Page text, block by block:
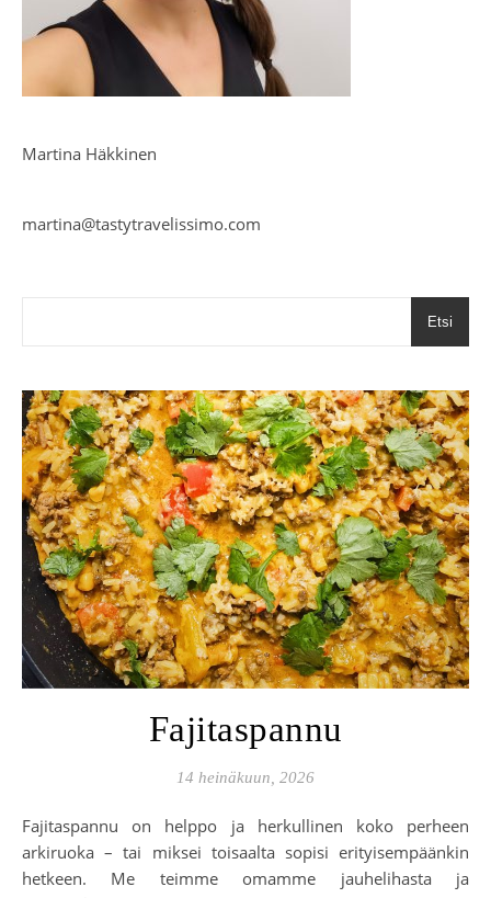
Martina Häkkinen
martina@tastytravelissimo.com
Etsi
Fajitaspannu
14 heinäkuun, 2026
Fajitaspannu on helppo ja herkullinen koko perheen
arkiruoka – tai miksei toisaalta sopisi erityisempäänkin
hetkeen. Me teimme omamme jauhelihasta ja